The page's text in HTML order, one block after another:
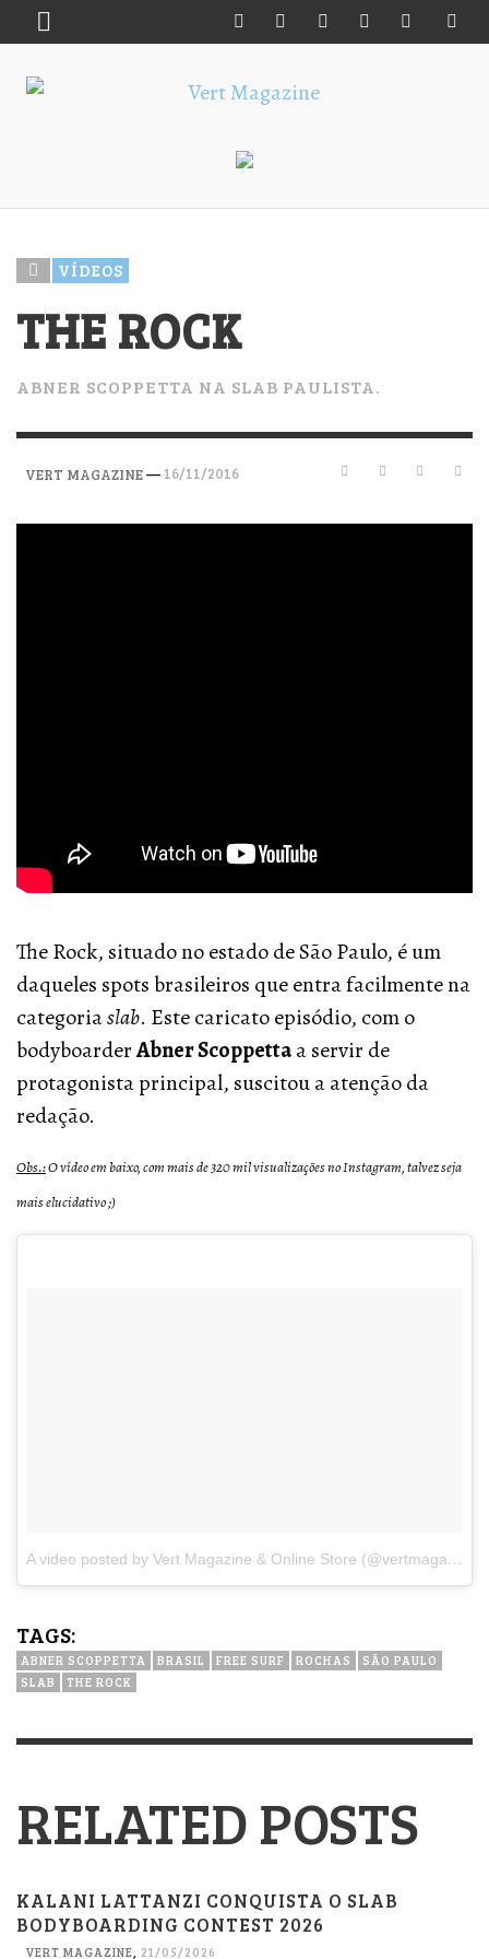
VÍDEOS
THE ROCK
ABNER SCOPPETTA NA SLAB PAULISTA.
VERT MAGAZINE— 16/11/2016
The Rock, situado no estado de São Paulo, é um
daqueles spots brasileiros que entra facilmente na
categoriaslab. Este caricato episódio, com o
bodyboarderAbner Scoppettaa servir de
protagonista principal, suscitou a atenção da
redação.
Obs.:O vídeo em baixo, com mais de 320 mil visualizações no Instagram, talvez seja
mais elucidativo ;)
A video posted by Vert Magazine & Online Store (@vertmagazine)
TAGS:
ABNER SCOPPETTA BRASIL FREE SURF ROCHAS
SÃO PAULO
SLAB
THE ROCK
RELATED POSTS
KALANI LATTANZI CONQUISTA O SLAB
BODYBOARDING CONTEST 2026
VERT MAGAZINE, 21/05/2026